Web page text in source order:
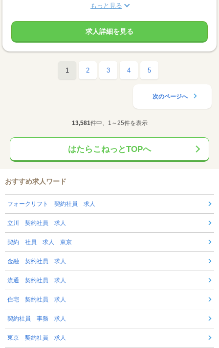
もっと見る
求人詳細を見る
1 2 3 4 5
次のページへ
13,581件中、1～25件を表示
はたらこねっとTOPへ
おすすめ求人ワード
フォークリフト 契約社員 求人
立川 契約社員 求人
契約 社員 求人 東京
金融 契約社員 求人
流通 契約社員 求人
住宅 契約社員 求人
契約社員 事務 求人
東京 契約社員 求人